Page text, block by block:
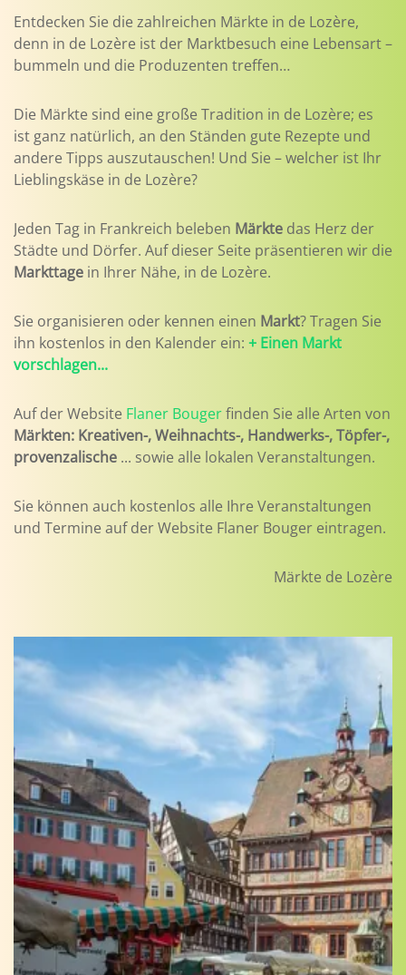
Entdecken Sie die zahlreichen Märkte in de Lozère,
denn in de Lozère ist der Marktbesuch eine Lebensart –
bummeln und die Produzenten treffen…
Die Märkte sind eine große Tradition in de Lozère; es
ist ganz natürlich, an den Ständen gute Rezepte und
andere Tipps auszutauschen! Und Sie – welcher ist Ihr
Lieblingskäse in de Lozère?
Jeden Tag in Frankreich beleben Märkte das Herz der
Städte und Dörfer. Auf dieser Seite präsentieren wir die
Markttage in Ihrer Nähe, in de Lozère.
Sie organisieren oder kennen einen Markt? Tragen Sie
ihn kostenlos in den Kalender ein: + Einen Markt
vorschlagen...
Auf der Website Flaner Bougerfinden Sie alle Arten von
Märkten: Kreativen-, Weihnachts-, Handwerks-, Töpfer-,
provenzalische ... sowie alle lokalen Veranstaltungen.
Sie können auch kostenlos alle Ihre Veranstaltungen
und Termine auf der Website Flaner Bouger eintragen.
Märkte de Lozère